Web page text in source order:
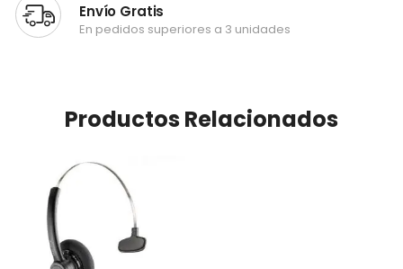
Envío Gratis
En pedidos superiores a 3 unidades
Productos Relacionados